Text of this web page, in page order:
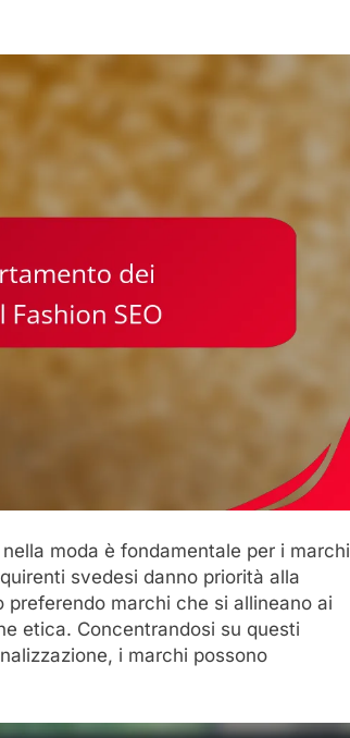
moda è fondamentale per i marchi
svedesi danno priorità alla
preferendo marchi che si allineano ai
etica. Concentrandosi su questi
i marchi possono